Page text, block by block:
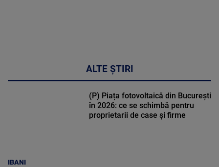
ALTE ȘTIRI
IBANI
(P) Piața fotovoltaică din București
în 2026: ce se schimbă pentru
proprietarii de case și firme